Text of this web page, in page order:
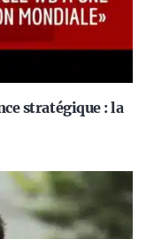
stratégique : la